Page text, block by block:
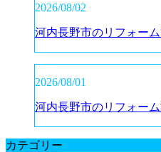
2026/08/02
河内長野市のリフォー
2026/08/01
河内長野市のリフォー
カテゴリー